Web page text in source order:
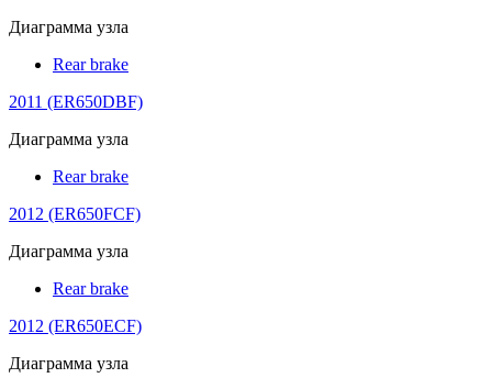
Диаграмма узла
Rear brake
2011 (ER650DBF)
Диаграмма узла
Rear brake
2012 (ER650FCF)
Диаграмма узла
Rear brake
2012 (ER650ECF)
Диаграмма узла